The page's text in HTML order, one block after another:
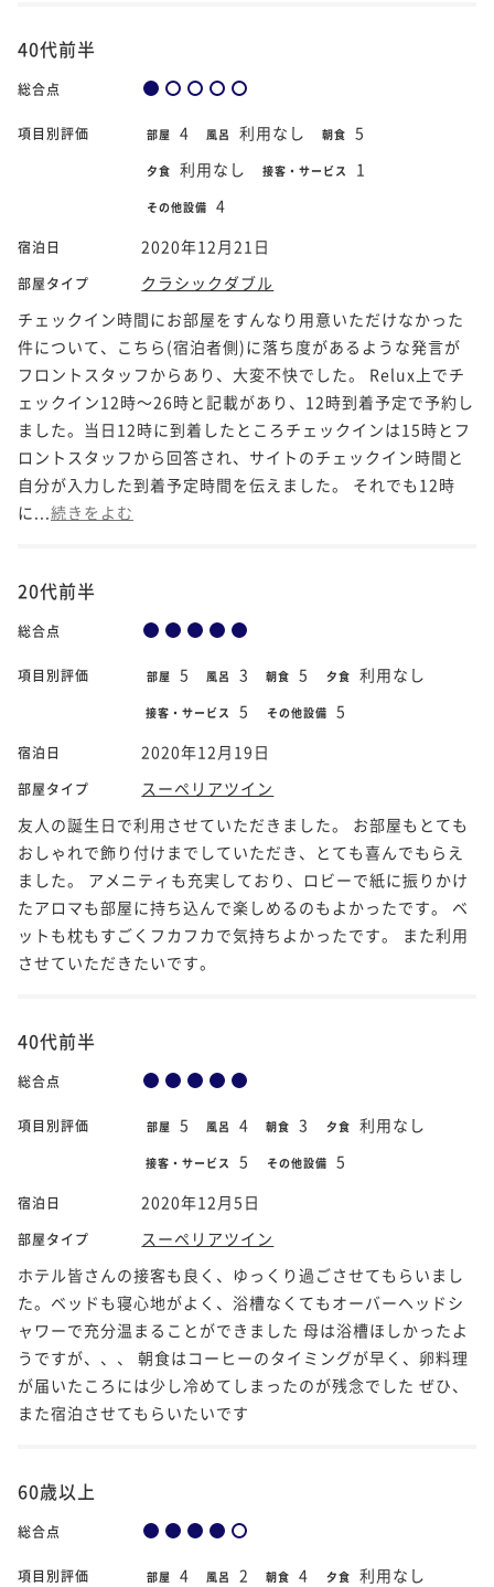
40代前半
総合点
項目別評価 部屋 4 風呂 利用なし 朝食 5
夕食 利用なし 接客・サービス 1
その他設備 4
宿泊日 2020年12月21日
部屋タイプ
クラシックダブル
チェックイン時間にお部屋をすんなり用意いただけなかった
件について、こちら(宿泊者側)に落ち度があるような発言が
フロントスタッフからあり、大変不快でした。 Relux上でチ
ェックイン12時～26時と記載があり、12時到着予定で予約し
ました。当日12時に到着したところチェックインは15時とフ
ロントスタッフから回答され、サイトのチェックイン時間と
自分が入力した到着予定時間を伝えました。 それでも12時
に... 続きをよむ
20代前半
総合点
項目別評価 部屋 5 風呂 3 朝食 5 夕食 利用なし
接客・サービス 5 その他設備 5
宿泊日 2020年12月19日
部屋タイプ
スーペリアツイン
友人の誕生日で利用させていただきました。 お部屋もとても
おしゃれで飾り付けまでしていただき、とても喜んでもらえ
ました。 アメニティも充実しており、ロビーで紙に振りかけ
たアロマも部屋に持ち込んで楽しめるのもよかったです。 ベ
ットも枕もすごくフカフカで気持ちよかったです。 また利用
させていただきたいです。
40代前半
総合点
項目別評価 部屋 5 風呂 4 朝食 3 夕食 利用なし
接客・サービス 5 その他設備 5
宿泊日 2020年12月5日
部屋タイプ
スーペリアツイン
ホテル皆さんの接客も良く、ゆっくり過ごさせてもらいまし
た。ベッドも寝心地がよく、浴槽なくてもオーバーヘッドシ
ャワーで充分温まることができました 母は浴槽ほしかったよ
うですが、、、 朝食はコーヒーのタイミングが早く、卵料理
が届いたころには少し冷めてしまったのが残念でした ぜひ、
また宿泊させてもらいたいです
60歳以上
総合点
項目別評価 部屋 4 風呂 2 朝食 4 夕食 利用なし